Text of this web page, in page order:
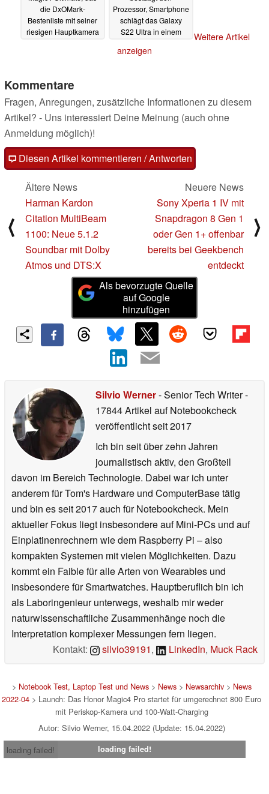
die DxOMark-
Bestenliste mit seiner
riesigen Hauptkamera
Prozessor, Smartphone
schlägt das Galaxy
S22 Ultra in einem
Weitere Artikel
anzeigen
Kommentare
Fragen, Anregungen, zusätzliche Informationen zu diesem
Artikel? - Uns interessiert Deine Meinung (auch ohne
Anmeldung möglich)!
Diesen Artikel kommentieren / Antworten
⟨
Ältere News
Harman Kardon
Citation MultiBeam
1100: Neue 5.1.2
Soundbar mit Dolby
Atmos und DTS:X
Neuere News
Sony Xperia 1 IV mit
Snapdragon 8 Gen 1
oder Gen 1+ offenbar
bereits bei Geekbench
entdeckt
⟩
Als bevorzugte Quelle
auf Google
hinzufügen
Silvio Werner- Senior Tech Writer-
17844 Artikel auf Notebookcheck
veröffentlichtseit 2017
Ich bin seit über zehn Jahren
journalistisch aktiv, den Großteil
davon im Bereich Technologie. Dabei war ich unter
anderem für Tom's Hardware und ComputerBase tätig
und bin es seit 2017 auch für Notebookcheck. Mein
aktueller Fokus liegt insbesondere auf Mini-PCs und auf
Einplatinenrechnern wie dem Raspberry Pi – also
kompakten Systemen mit vielen Möglichkeiten. Dazu
kommt ein Faible für alle Arten von Wearables und
insbesondere für Smartwatches. Hauptberuflich bin ich
als Laboringenieur unterwegs, weshalb mir weder
naturwissenschaftliche Zusammenhänge noch die
Interpretation komplexer Messungen fern liegen.
Kontakt:
silvio39191, LinkedIn, Muck Rack
> Notebook Test, Laptop Test und News> News> Newsarchiv> News
2022-04 > Launch: Das Honor Magic4 Pro startet für umgerechnet 800 Euro
mit Periskop-Kamera und 100-Watt-Charging
Autor: Silvio Werner, 15.04.2022 (Update: 15.04.2022)
loading failed!
loading failed!